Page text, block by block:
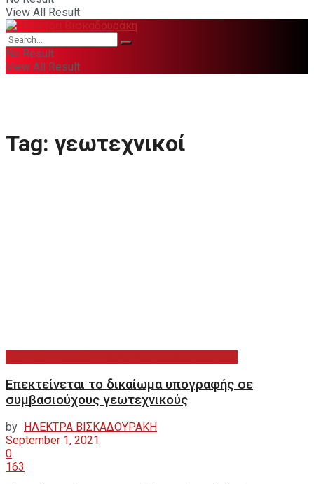
View All Result
No Result
View All Result
Tag: γεωτεχνικοί
Επεκτείνεται το δικαίωμα υπογραφής σε
συμβασιούχους γεωτεχνικούς
by
ΗΛΕΚΤΡΑ ΒΙΣΚΑΔΟΥΡΑΚΗ
September 1, 2021
0
163